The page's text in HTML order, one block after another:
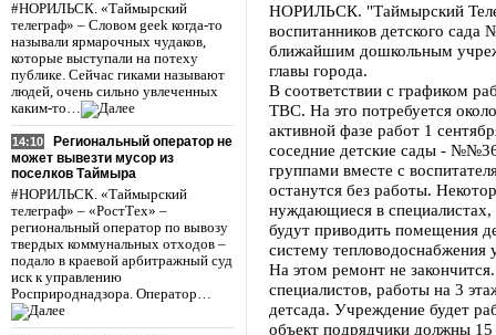
#НОРИЛЬСК. «Таймырский
телеграф» – Словом geek когда-то
называли ярмарочных чудаков,
которые выступали на потеху
публике. Сейчас гиками называют
людей, очень сильно увлеченных
каким-то…
14:10
Региональный оператор не
может вывезти мусор из
поселков Таймыра
#НОРИЛЬСК. «Таймырский
телеграф» – «РостТех» –
региональный оператор по вывозу
твердых коммунальных отходов –
подало в краевой арбитражный суд
иск к управлению
Росприроднадзора. Оператор…
НОРИЛЬСК. "Таймырский
воспитанников детского
ближайшим дошкольным
главы города.
В соответствии с графиком
ТВС. На это потребуется
активной фазе работ 1
соседние детские сады -
группами вместе с
останутся без работы.
нуждающиеся в
будут приводить помещения
систему тепловодоснабжения
На этом ремонт не
специалистов, работы на 3
детсада. Учреждение будет
объект подрядчики должны 15